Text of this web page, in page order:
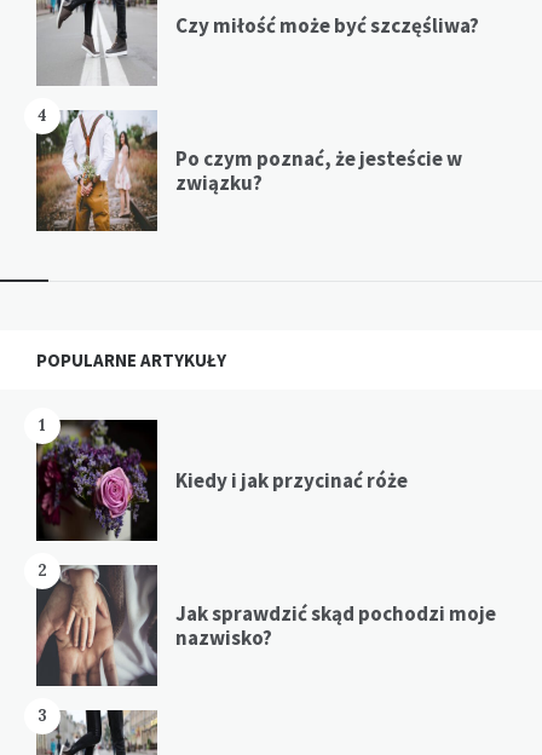
Czy miłość może być szczęśliwa?
4
Po czym poznać, że jesteście w
związku?
Widgets
POPULARNE ARTYKUŁY
1
Kiedy i jak przycinać róże
2
Jak sprawdzić skąd pochodzi moje
nazwisko?
3